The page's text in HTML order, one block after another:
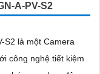
A-PV-S2
S2 là một Camera